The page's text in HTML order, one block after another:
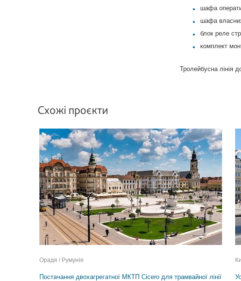
шафа
шафа
блок реле
комплект
Тролейбусна лінія
Схожі проєкти
Постачання двохагрегатної МКТП Cicero для трамвайної лінії
Орадя / Румунiя